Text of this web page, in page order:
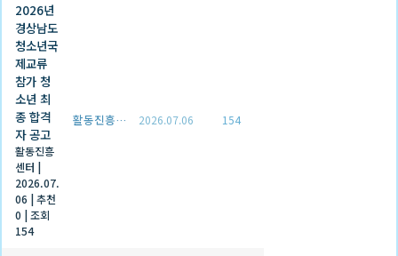
2026년
경상남도
청소년국
제교류
참가 청
소년 최
종 합격
자 공고
활동진흥
센터 |
2026.07.
06 |추천
0 |조회
154
활동진흥센터 2026.07.06 154